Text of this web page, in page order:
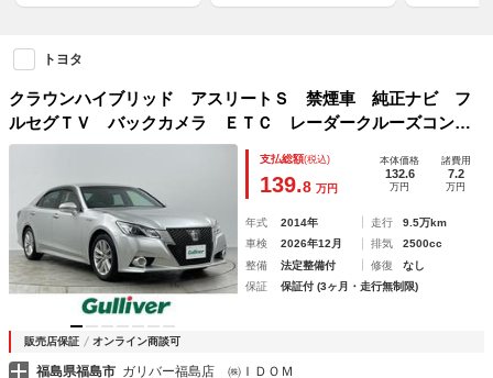
トヨタ
クラウンハイブリッド アスリートＳ 禁煙車 純正ナビ フ
ルセグＴＶ バックカメラ ＥＴＣ レーダークルーズコント
ロール クリアランスソナー 前席パワーシート シートヒー
ター ステアリングヒーター オートエアコン オートライ
ト 横滑り防止
支払総額(税込)
139.8 万円
本体価格
132.6
万円
諸費用
7.2
万円
年式 2014年 走行
9.5万km
車検
2026年12月 排気
2500cc
整備
法定整備付 修復
なし
保証
保証付 (3ヶ月・走行無制限)
販売店保証 オンライン商談可
福島県福島市 ガリバー福島店 ㈱ＩＤＯＭ